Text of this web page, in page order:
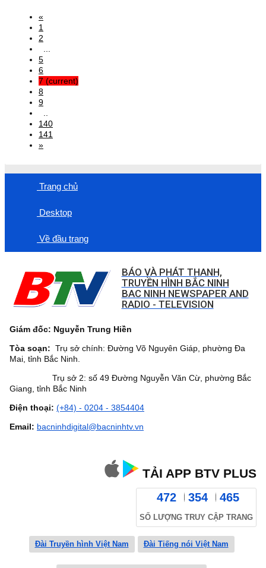
«
1
2
...
5
6
7 (current)
8
9
..
140
141
»
Trang chủ
Desktop
Về đầu trang
BÁO VÀ PHÁT THANH,
TRUYỀN HÌNH BẮC NINH
BAC NINH NEWSPAPER AND
RADIO - TELEVISION
Giám đốc: Nguyễn Trung Hiền
Tòa soạn: Trụ sở chính: Đường Võ Nguyên Giáp, phường Đa
Mai, tỉnh Bắc Ninh.
Trụ sở 2: số 49 Đường Nguyễn Văn Cừ, phường Bắc
Giang, tỉnh Bắc Ninh
Điện thoại: (+84) - 0204 - 3854404
Email: bacninhdigital@bacninhtv.vn
TẢI APP BTV PLUS
472 354 465
SỐ LƯỢNG TRUY CẬP TRANG
Đài Truyền hình Việt Nam Đài Tiếng nói Việt Nam